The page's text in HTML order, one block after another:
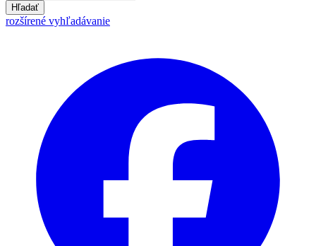
Hľadať
rozšírené vyhľadávanie